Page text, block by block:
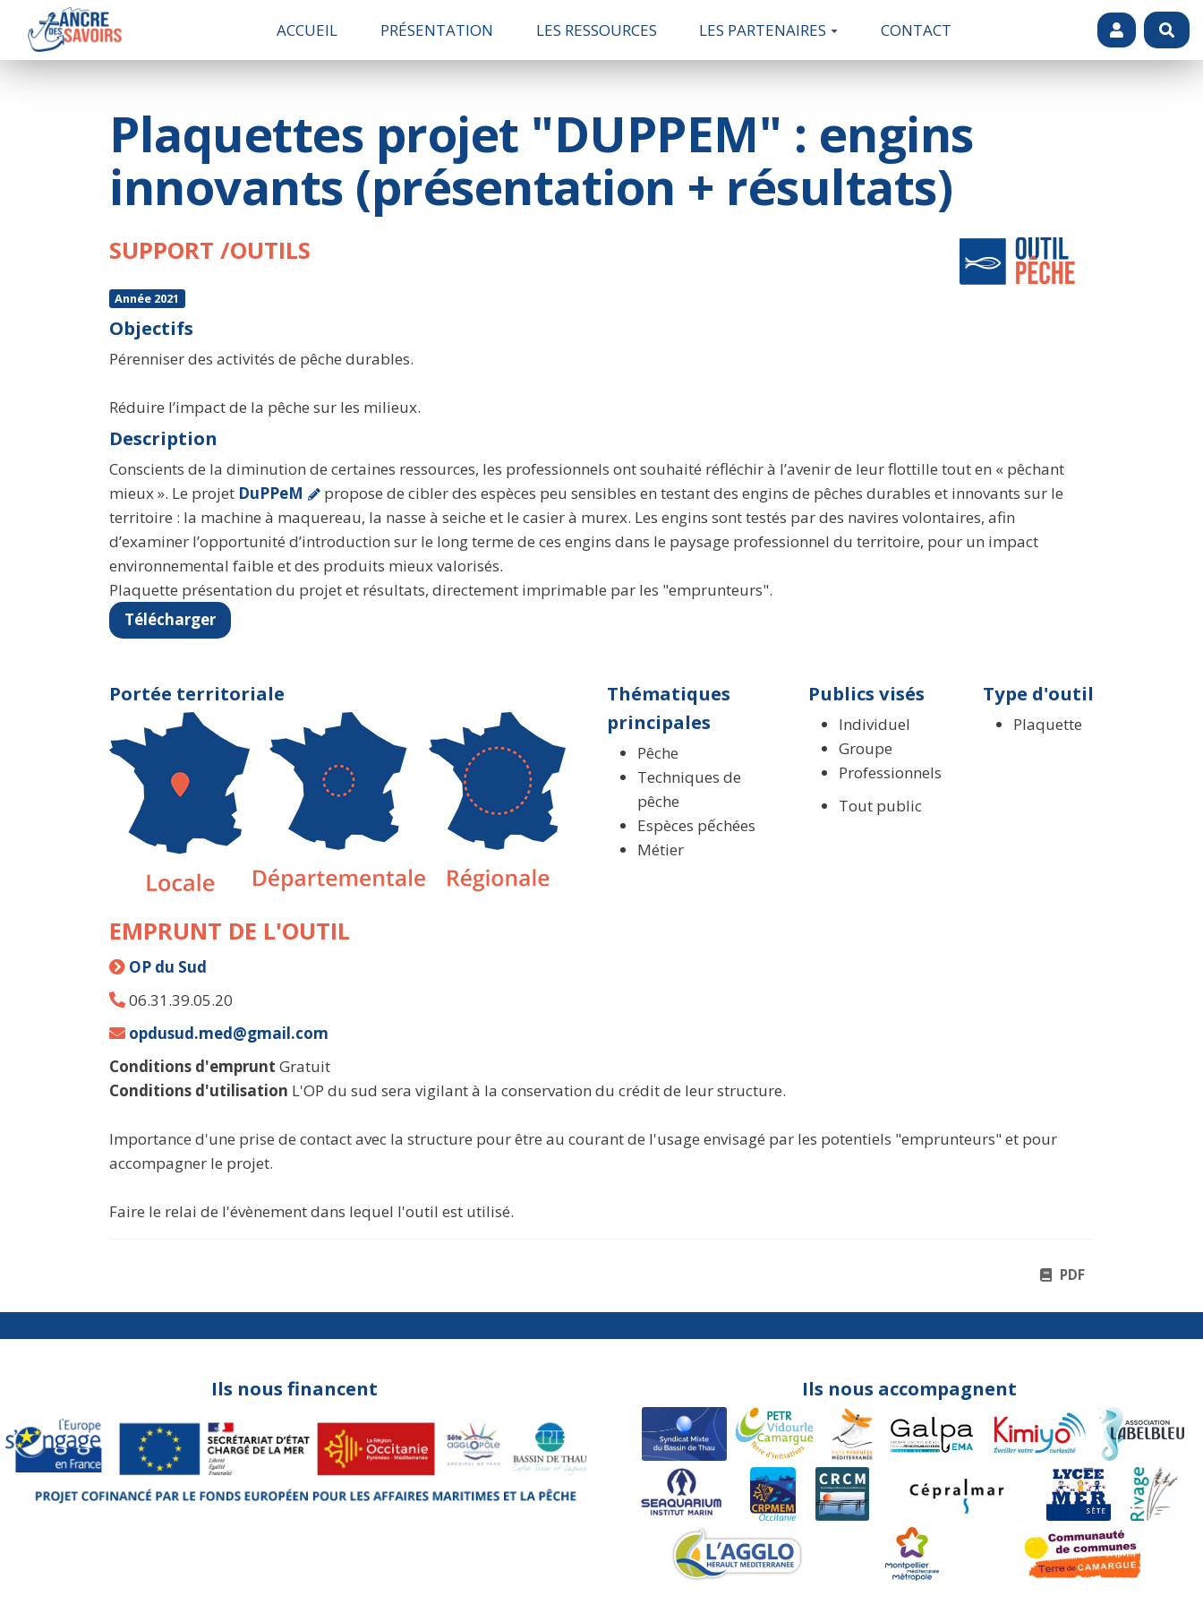
ACCUEIL PRÉSENTATION LES RESSOURCES LES PARTENAIRES CONTACT
Plaquettes projet "DUPPEM" : engins
innovants (présentation + résultats)
SUPPORT /OUTILS
Année 2021
Objectifs
Pérenniser des activités de pêche durables.
Réduire l’impact de la pêche sur les milieux.
Description
Conscients de la diminution de certaines ressources, les professionnels ont souhaité réfléchir à l’avenir de leur flottille tout en « pêchant
mieux ». Le projet DuPPeM
propose de cibler des espèces peu sensibles en testant des engins de pêches durables et innovants sur le
territoire : la machine à maquereau, la nasse à seiche et le casier à murex. Les engins sont testés par des navires volontaires, afin
d’examiner l’opportunité d’introduction sur le long terme de ces engins dans le paysage professionnel du territoire, pour un impact
environnemental faible et des produits mieux valorisés.
Plaquette présentation du projet et résultats, directement imprimable par les "emprunteurs".
Télécharger
Portée territoriale
Thématiques
principales
Pêche
Techniques de
pêche
Espèces pếchées
Métier
Publics visés
Individuel
Groupe
Professionnels
Tout public
Type d'outil
Plaquette
EMPRUNT DE L'OUTIL
OP du Sud
06.31.39.05.20
opdusud.med@gmail.com
Conditions d'emprunt Gratuit
Conditions d'utilisation L'OP du sud sera vigilant à la conservation du crédit de leur structure.
Importance d'une prise de contact avec la structure pour être au courant de l'usage envisagé par les potentiels "emprunteurs" et pour
accompagner le projet.
Faire le relai de l'évènement dans lequel l'outil est utilisé.
PDF
Ils nous financent Ils nous accompagnent